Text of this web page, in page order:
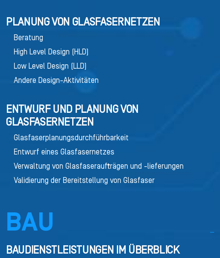
PLANUNG VON GLASFASERNETZEN
Beratung
High Level Design (HLD)
Low Level Design (LLD)
Andere Design-Aktivitäten
ENTWURF UND PLANUNG VON
GLASFASERNETZEN
Glasfaserplanungsdurchführbarkeit
Entwurf eines Glasfasernetzes
Verwaltung von Glasfaseraufträgen und -lieferungen
Validierung der Bereitstellung von Glasfaser
BAU
BAUDIENSTLEISTUNGEN IM ÜBERBLICK